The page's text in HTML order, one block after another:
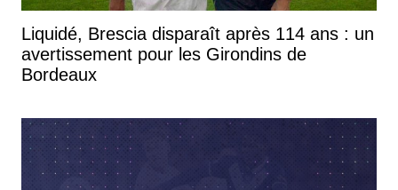
Liquidé, Brescia disparaît après 114 ans : un
avertissement pour les Girondins de
Bordeaux